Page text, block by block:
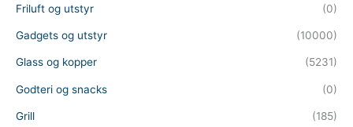
Friluft og utstyr (0)
Gadgets og utstyr (10000)
Glass og kopper (5231)
Godteri og snacks (0)
Grill (185)